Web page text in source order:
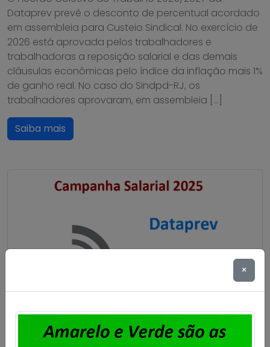
Dataprev prevê o desconto de percentual acordado
em assembleia para Custeio Sindical. No exercício de
2026 está aprovada pelos trabalhadores e
trabalhadoras a reposição salarial e das demais
cláusulas econômicas pelo índice da inflação mais 1%
de ganho real. No caso do Sindpd-RJ, os
trabalhadores aprovaram, em assembleia […]
Saiba mais
×